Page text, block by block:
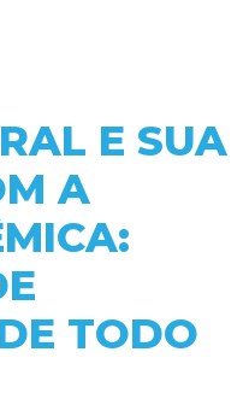
E SUA
A
TODO